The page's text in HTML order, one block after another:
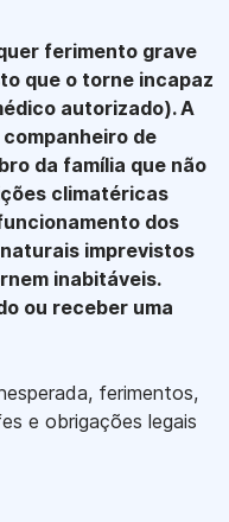
ferimento grave
que o torne incapaz
autorizado). A
de
da família que não
climatéricas
dos
imprevistos
inabitáveis.
ou receber uma
ferimentos,
e obrigações legais